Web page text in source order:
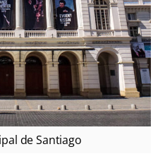
de Santiago